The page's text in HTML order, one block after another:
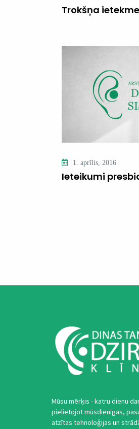
Trokšņa
1. aprīlis, 2016
Ieteikumi
Mūsu mērķis - katru dienu
pielietojot mūsdienīgas,
atzītas tehnoloģijas un